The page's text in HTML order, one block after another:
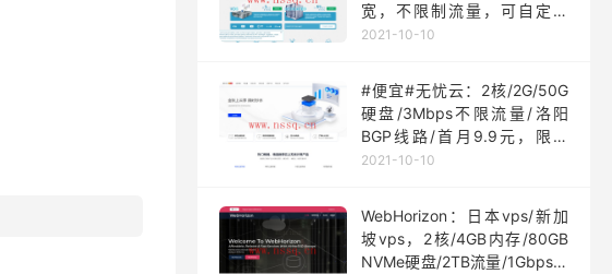
宽，不限制流量，可自定义
ISO
2021-10-10
#便宜#无忧云：2核/2G/50G
硬盘/3Mbps不限流量/洛阳
BGP线路/首月9.9元，限量
200台
2021-10-10
WebHorizon：日本vps/新加
坡vps，2核/4GB内存/80GB
NVMe硬盘/2TB流量/1Gbps端